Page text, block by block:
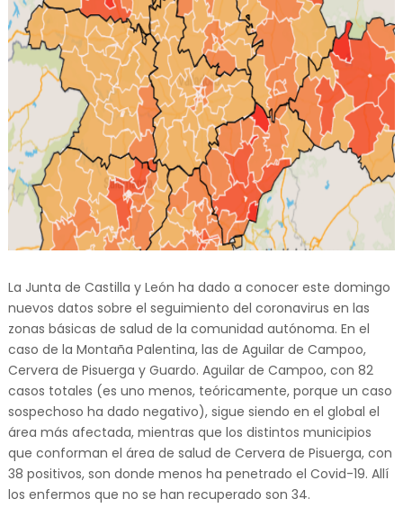
La Junta de Castilla y León ha dado a conocer este domingo
nuevos datos sobre el seguimiento del coronavirus en las
zonas básicas de salud de la comunidad autónoma. En el
caso de la Montaña Palentina, las de Aguilar de Campoo,
Cervera de Pisuerga y Guardo. Aguilar de Campoo, con 82
casos totales (es uno menos, teóricamente, porque un caso
sospechoso ha dado negativo), sigue siendo en el global el
área más afectada, mientras que los distintos municipios
que conforman el área de salud de Cervera de Pisuerga, con
38 positivos, son donde menos ha penetrado el Covid-19. Allí
los enfermos que no se han recuperado son 34.